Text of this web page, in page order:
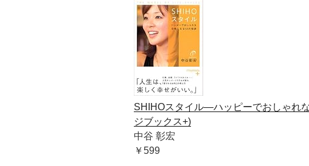
SHIHOスタイル―ハッピーでおしゃれ
ジブックス+)
中谷 彰宏
￥599